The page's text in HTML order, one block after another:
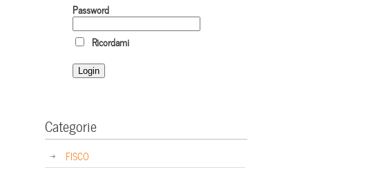
Password
Ricordami
Categorie
FISCO